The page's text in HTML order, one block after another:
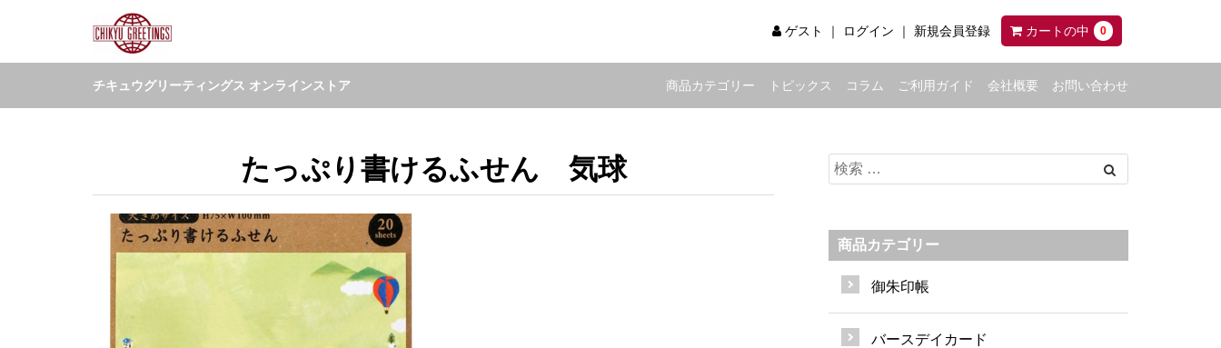
ゲスト ログイン 新規会員登録 カートの中 0
チキュウグリーティングス オンラインストア 商品カテゴリー トピックス コラム ご利用ガイド 会社概要 お問い合わせ
たっぷり書けるふせん 気球
商品カテゴリー
御朱印帳
バースデイカード